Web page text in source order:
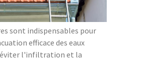
sont indispensables pour
efficace des eaux
l'infiltration et la